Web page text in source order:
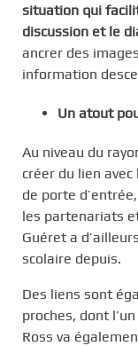
situation qui
discussion et le
ancrer des
information
Un atout
Au niveau du
créer du lien avec
de porte
les partenariats
Guéret a
scolaire depuis.
Des liens sont
proches, dont
Ross va